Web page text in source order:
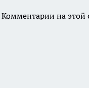
Комментарии на этой